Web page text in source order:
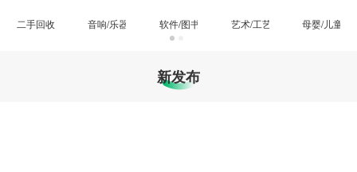
二手回收 音响/乐器/影音 软件/图书/音像 艺术/工艺/收藏品母婴/儿童用
新发布